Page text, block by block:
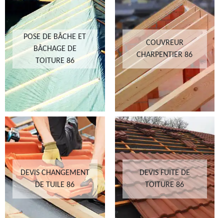
POSE DE BÂCHE ET
BÂCHAGE DE
TOITURE 86
COUVREUR
CHARPENTIER 86
DEVIS CHANGEMENT
DE TUILE 86
DEVIS FUITE DE
TOITURE 86